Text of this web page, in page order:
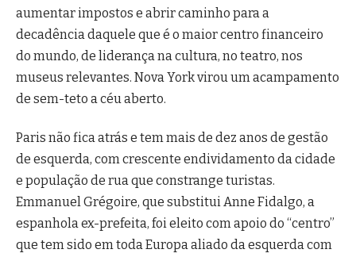
aumentar impostos e abrir caminho para a
decadência daquele que é o maior centro financeiro
do mundo, de liderança na cultura, no teatro, nos
museus relevantes. Nova York virou um acampamento
de sem-teto a céu aberto.
Paris não fica atrás e tem mais de dez anos de gestão
de esquerda, com crescente endividamento da cidade
e população de rua que constrange turistas.
Emmanuel Grégoire, que substitui Anne Fidalgo, a
espanhola ex-prefeita, foi eleito com apoio do “centro”
que tem sido em toda Europa aliado da esquerda com